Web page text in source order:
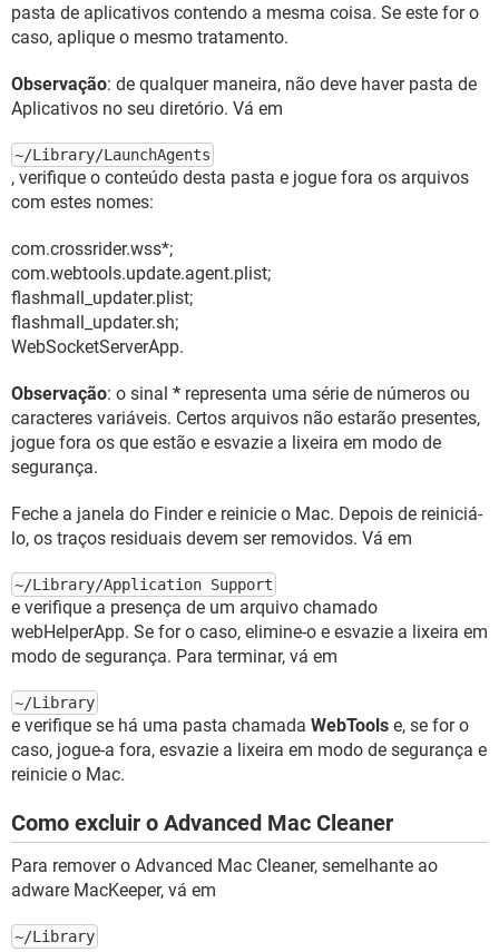
pasta de aplicativos contendo a mesma coisa. Se este for o
caso, aplique o mesmo tratamento.
Observação: de qualquer maneira, não deve haver pasta de
Aplicativos no seu diretório. Vá em
~/Library/LaunchAgents
, verifique o conteúdo desta pasta e jogue fora os arquivos
com estes nomes:
com.crossrider.wss*;
com.webtools.update.agent.plist;
flashmall_updater.plist;
flashmall_updater.sh;
WebSocketServerApp.
Observação: o sinal * representa uma série de números ou
caracteres variáveis. Certos arquivos não estarão presentes,
jogue fora os que estão e esvazie a lixeira em modo de
segurança.
Feche a janela do Finder e reinicie o Mac. Depois de reiniciá-
lo, os traços residuais devem ser removidos. Vá em
~/Library/Application Support
e verifique a presença de um arquivo chamado
webHelperApp. Se for o caso, elimine-o e esvazie a lixeira em
modo de segurança. Para terminar, vá em
~/Library
e verifique se há uma pasta chamada WebTools e, se for o
caso, jogue-a fora, esvazie a lixeira em modo de segurança e
reinicie o Mac.
Como excluir o Advanced Mac Cleaner
Para remover o Advanced Mac Cleaner, semelhante ao
adware MacKeeper, vá em
~/Library